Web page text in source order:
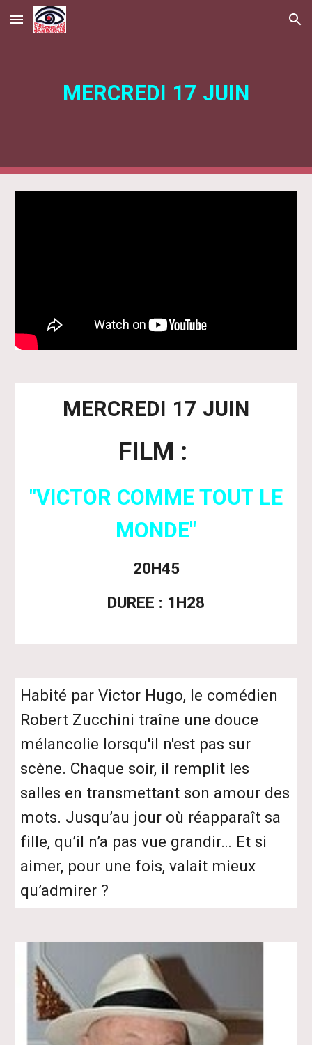
Skip to main content Skip to navigation
MERCREDI 17 JUIN
MERCREDI 17 JUIN
FILM :
"VICTOR COMME TOUT LE
MONDE"
20H45
DUREE : 1H28
Habité par Victor Hugo, le comédien
Robert Zucchini traîne une douce
mélancolie lorsqu'il n'est pas sur
scène. Chaque soir, il remplit les
salles en transmettant son amour des
mots. Jusqu’au jour où réapparaît sa
fille, qu’il n’a pas vue grandir… Et si
aimer, pour une fois, valait mieux
qu’admirer ?